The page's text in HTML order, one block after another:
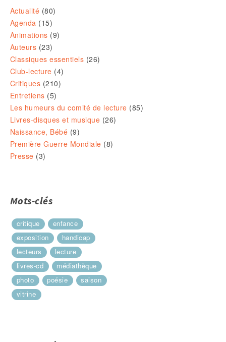
Actualité (80)
Agenda (15)
Animations (9)
Auteurs (23)
Classiques essentiels (26)
Club-lecture (4)
Critiques (210)
Entretiens (5)
Les humeurs du comité de lecture (85)
Livres-disques et musique (26)
Naissance, Bébé (9)
Première Guerre Mondiale (8)
Presse (3)
Mots-clés
critique
enfance
exposition
handicap
lecteurs
lecture
livres-cd
médiathèque
photo
poésie
saison
vitrine